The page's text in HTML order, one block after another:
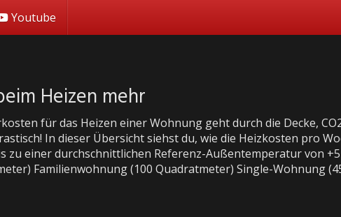
Youtube
Heizen mehr
für das Heizen einer Wohnung geht durch die Decke,
In dieser Übersicht siehst du, wie die Heizkosten pro
zu einer durchschnittlichen Referenz-Außentemperatur von +5
Familienwohnung (100 Quadratmeter) Single-Wohnung